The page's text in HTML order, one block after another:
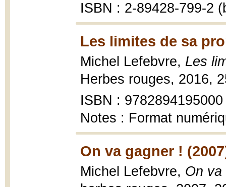
ISBN : 2-89428-799-2
Les limites de sa
Michel Lefebvre, Les
Herbes rouges, 2016,
ISBN : 9782894195000
Notes : Format
On va gagner !
Michel Lefebvre, On va